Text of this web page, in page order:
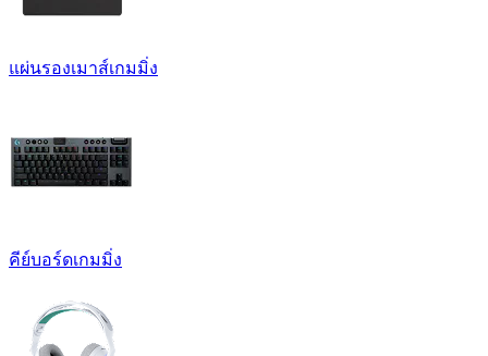
แผ่นรองเมาส์เกมมิ่ง
คีย์บอร์ดเกมมิ่ง